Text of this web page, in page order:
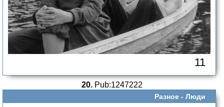
11
20. Pub:1247222
Разное - Люди